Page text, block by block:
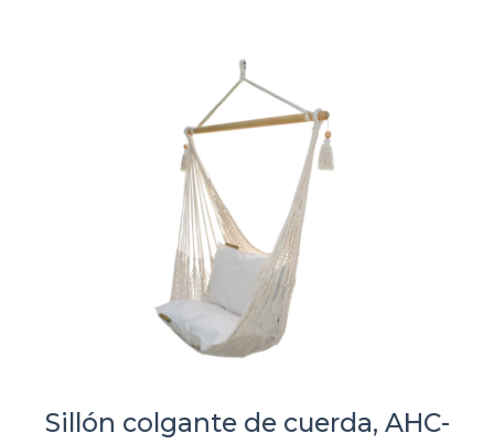
Sillón colgante de cuerda, AHC-